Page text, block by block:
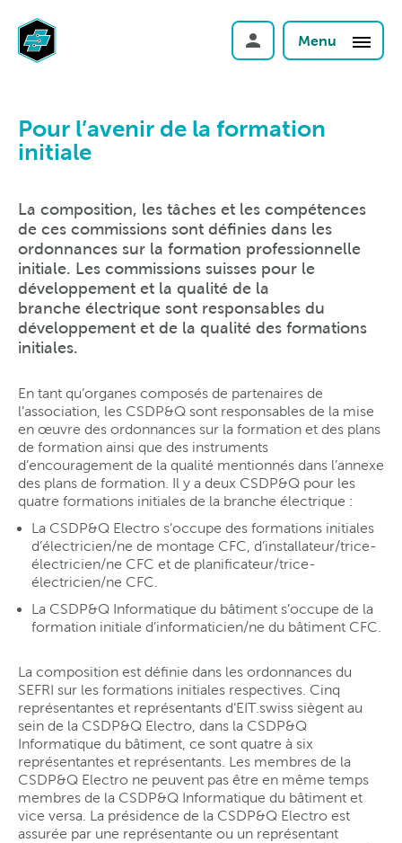
Menu
Pour l’avenir de la formation
initiale
La composition, les tâches et les compétences
de ces commissions sont définies dans les
ordonnances sur la formation professionnelle
initiale. Les commissions suisses pour le
développement et la qualité de la
branche électrique sont responsables du
développement et de la qualité des formations
initiales.
En tant qu’organes composés de partenaires de
l’association, les CSDP&Q sont responsables de la mise
en œuvre des ordonnances sur la formation et des plans
de formation ainsi que des instruments
d’encouragement de la qualité mentionnés dans l’annexe
des plans de formation. Il y a deux CSDP&Q pour les
quatre formations initiales de la branche électrique :
La CSDP&Q Electro s’occupe des formations initiales
d’électricien/ne de montage CFC, d’installateur/trice-
électricien/ne CFC et de planificateur/trice-
électricien/ne CFC.
La CSDP&Q Informatique du bâtiment s’occupe de la
formation initiale d’informaticien/ne du bâtiment CFC.
La composition est définie dans les ordonnances du
SEFRI sur les formations initiales respectives. Cinq
représentantes et représentants d’EIT.swiss siègent au
sein de la CSDP&Q Electro, dans la CSDP&Q
Informatique du bâtiment, ce sont quatre à six
représentantes et représentants. Les membres de la
CSDP&Q Electro ne peuvent pas être en même temps
membres de la CSDP&Q Informatique du bâtiment et
vice versa. La présidence de la CSDP&Q Electro est
assurée par une représentante ou un représentant